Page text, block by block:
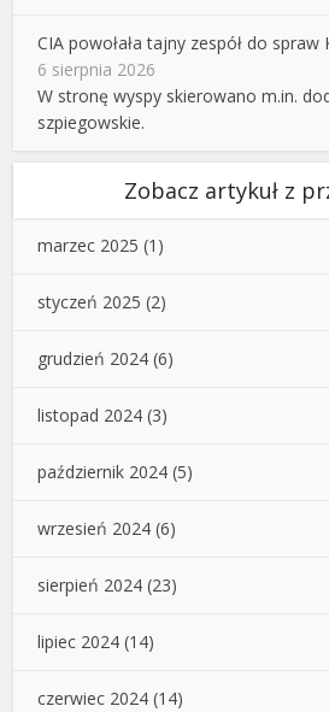
CIA powołała tajny zespół do spraw
6 sierpnia 2026
W stronę wyspy skierowano m.in.
szpiegowskie.
Zobacz artykuł z
marzec 2025 (1)
styczeń 2025 (2)
grudzień 2024 (6)
listopad 2024 (3)
październik 2024 (5)
wrzesień 2024 (6)
sierpień 2024 (23)
lipiec 2024 (14)
czerwiec 2024 (14)